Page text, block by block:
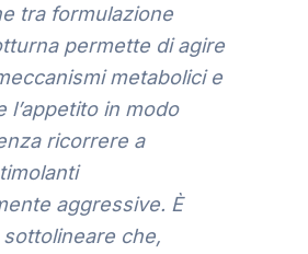
tra formulazione
permette di agire
metabolici e
l’appetito in modo
ricorrere a
aggressive. È
che,